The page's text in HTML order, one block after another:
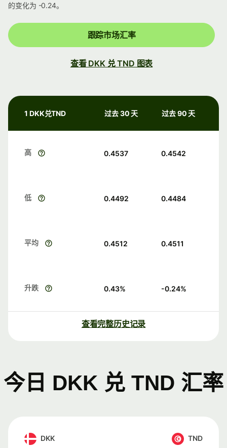
的变化为 -0.24。
跟踪市场汇率
查看 DKK 兑 TND 图表
1 DKK兑TND 过去 30 天 过去 90 天
高 0.4537 0.4542
低 0.4492 0.4484
平均 0.4512 0.4511
升跌 0.43% -0.24%
查看完整历史记录
今日 DKK 兑 TND 汇率
DKK TND